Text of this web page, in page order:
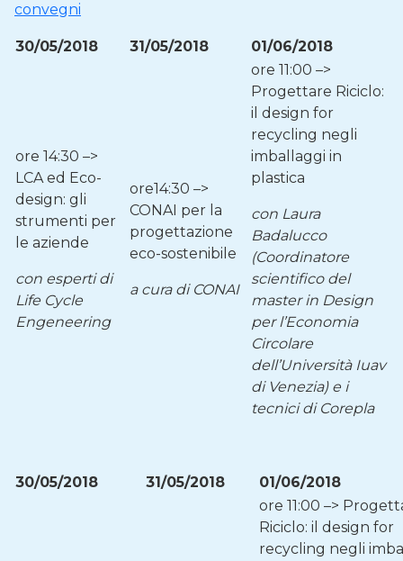
convegni
30/05/2018 31/05/2018 01/06/2018
ore 14:30 –>
LCA ed Eco-
design: gli
strumenti per
le aziende
con esperti di
Life Cycle
Engeneering
ore14:30 –>
CONAI per la
progettazione
eco-sostenibile
a cura di CONAI
ore 11:00 –>
Progettare Riciclo:
il design for
recycling negli
imballaggi in
plastica
con Laura
Badalucco
(Coordinatore
scientifico del
master in Design
per l’Economia
Circolare
dell’Università Iuav
di Venezia) e i
tecnici di Corepla
30/05/2018 31/05/2018 01/06/2018
ore 11:00 –>
Riciclo: il design for
recycling negli